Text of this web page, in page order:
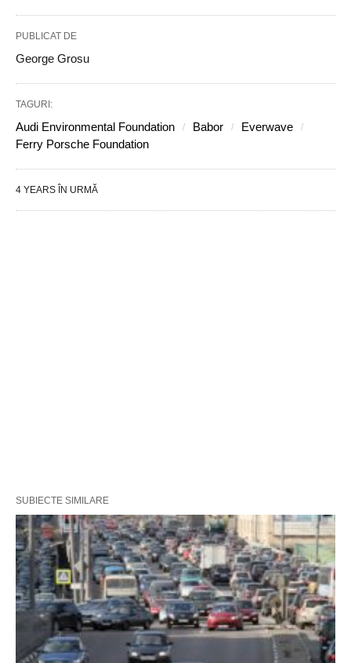
PUBLICAT DE
George Grosu
TAGURI:
Audi Environmental Foundation Babor
Everwave
Ferry Porsche Foundation
4 YEARS ÎN URMĂ
SUBIECTE SIMILARE